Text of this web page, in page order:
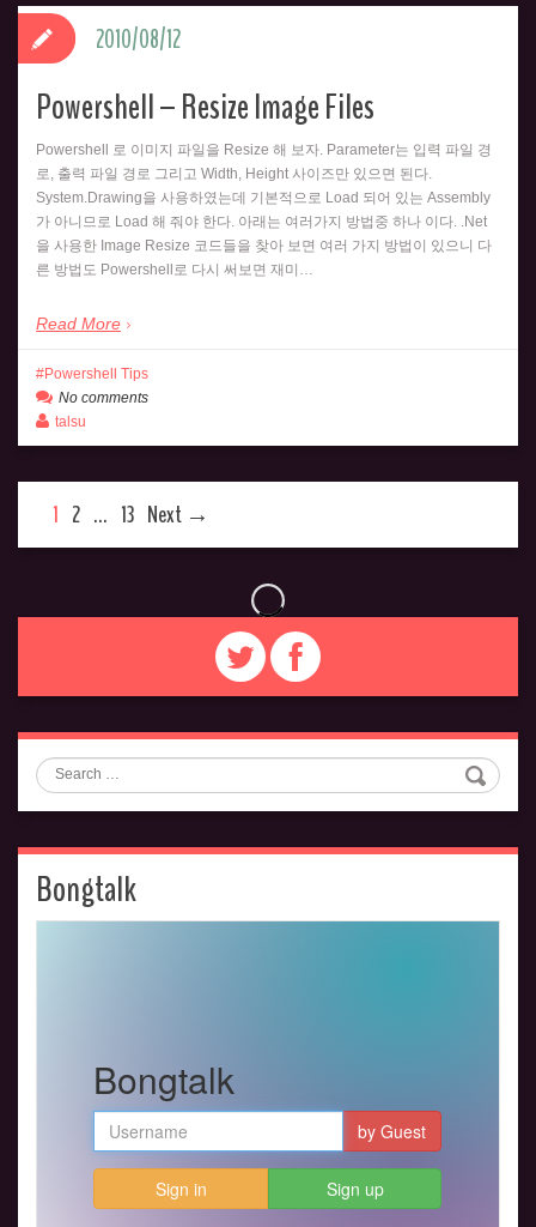
Powershell – Resize Image Files
Powershell 로 이미지 파일을 Resize 해 보자. Parameter는 입력 파일 경
로, 출력 파일 경로 그리고 Width, Height 사이즈만 있으면 된다.
System.Drawing을 사용하였는데 기본적으로 Load 되어 있는 Assembly
가 아니므로 Load 해 줘야 한다. 아래는 여러가지 방법중 하나 이다. .Net
을 사용한 Image Resize 코드들을 찾아 보면 여러 가지 방법이 있으니 다
른 방법도 Powershell로 다시 써보면 재미…
Read More
2010/08/12
Powershell Tips
No comments
talsu
1 2 … 13 Next →
Search
Bongtalk